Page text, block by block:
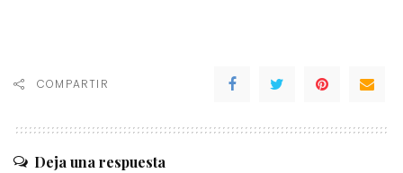
COMPARTIR
Deja una respuesta